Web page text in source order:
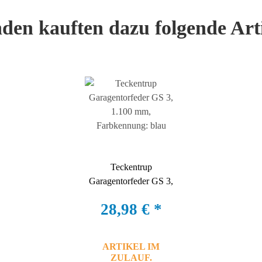
kauften dazu folgende
Teckentrup
Garagentorfeder GS 3,
Farbkennung: blau
28,98 € *
ARTIKEL IM
ZULAUF.